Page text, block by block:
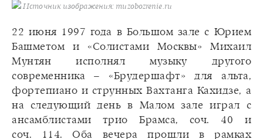
Источник изображения: muzobozrenie.ru
22 июня 1997 года в Большом зале с Юрием
Башметом и «Солистами Москвы» Михаил
Мунтян исполнял музыку другого
современника – «Брудершафт» для альта,
фортепиано и струнных Вахтанга Кахидзе, а
на следующий день в Малом зале играл с
ансамблистами трио Брамса, соч. 40 и
соч. 114. Оба вечера прошли в рамках